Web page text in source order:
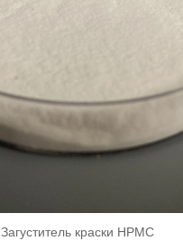
Загуститель краски HPMC